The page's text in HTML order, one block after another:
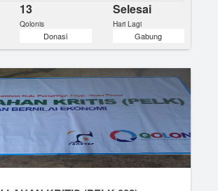
13
Qolonis
Selesai
Hari Lagi
Donasi Gabung